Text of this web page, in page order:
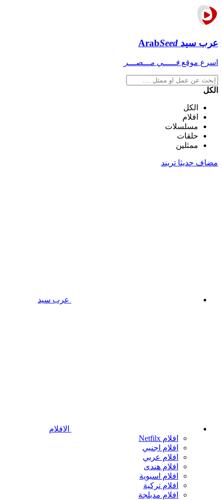
عرب سيد ArabSeed
اسرع موقع فـــــي مـــصـــر
الكل
الكل
افلام
مسلسلات
حلقات
ممثلين
مضاف حديثا تريند
عرب سيد
الافلام
افلام Netfilx
افلام اجنبي
افلام عربي
افلام هندى
افلام اسيوية
افلام تركية
افلام مدبلجة